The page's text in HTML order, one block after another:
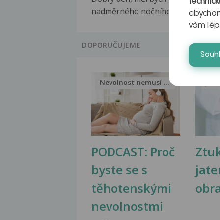
nadměrného nočního...
DOPORUČUJEME
PODCAST: Proč
byste se s
těhotenskými
nevolnostmi
Nevolnost nemusí být nutnou...
vám